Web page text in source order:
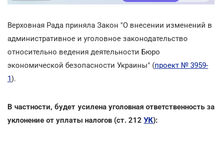
Верховная Рада приняла Закон "О внесении изменений в
административное и уголовное законодательство
относительно ведения деятельности Бюро
экономической безопасности Украины" (проект № 3959-
1).
В частности, будет усилена уголовная ответственность за
уклонение от уплаты налогов (ст. 212 УК):